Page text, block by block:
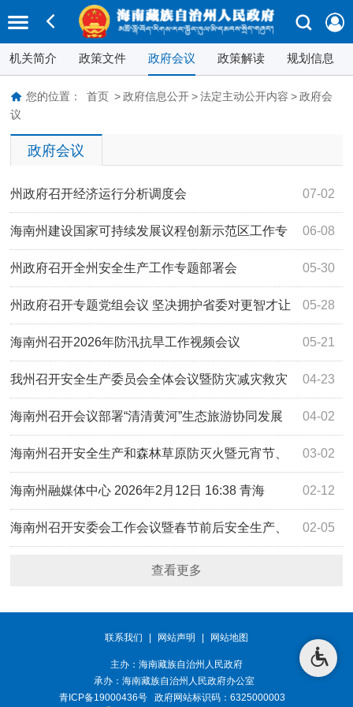
机关简介 政策文件 政府会议 政策解读 规划信息
您的位置： 首页 > 政府信息公开 > 法定主动公开内容 > 政府会
议
政府会议
07-02
州政府召开经济运行分析调度会
06-08
海南州建设国家可持续发展议程创新示范区工作专
班会议召开 05-30
州政府召开全州安全生产工作专题部署会
05-28
州政府召开专题党组会议 坚决拥护省委对更智才让
的处理决定 05-21
海南州召开2026年防汛抗旱工作视频会议
04-23
我州召开安全生产委员会全体会议暨防灾减灾救灾
委员会全体会议 04-02
海南州召开会议部署“清清黄河”生态旅游协同发展
与旅游厕所建设管理工作 03-02
海南州召开安全生产和森林草原防灭火暨元宵节、
全国两会期间安全防范工作会议 02-12
海南州融媒体中心 2026年2月12日 16:38 青海
02-05
海南州召开安委会工作会议暨春节前后安全生产、
查看更多
联系我们 网站声明 网站地图
主办：海南藏族自治州人民政府
承办： 海南藏族自治州人民政府办公室
青ICP备19000436号政府网站标识码：6325000003